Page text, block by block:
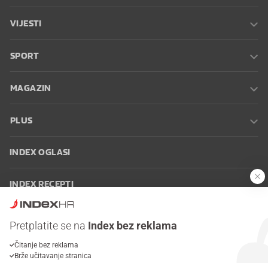
VIJESTI
SPORT
MAGAZIN
PLUS
INDEX OGLASI
INDEX RECEPTI
Oglašavanje Zaposli se na Indexu
korištenja
Postavke kolačića
Pretplatite se na Index bez reklama
Čitanje bez reklama
Brže učitavanje stranica